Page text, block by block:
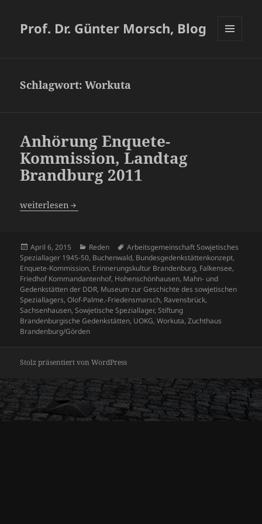
Prof. Dr. Günter Morsch, Blog
Schlagwort:Workuta
Anhörung Enquete-
Kommission, Landtag
Brandburg 2011
Anhörung Enquete-Kommission, Landtag Brandburg
weiterlesen
Veröffentlicht
am
April 6, 2015 Kategorien
Reden Schlagwörter
Arbeitsgemeinschaft Sowjetisches
Speziallager 1945-50, Buchenwald, Bundesgedenkstättenkonzept,
Enquete-Kommission, Erinnerungskultur Brandenburg, Falkensee,
Friedhof Kommandantenhof, Hohenschönhausen, Mahn- und
Gedenkstätten der DDR, Museum zur Geschichte des sowjetischen
Speziallagers,Olof-Palme.-Friedensmarsch, Ravensbrück,
Sachsenhausen,Sowjetische Speziallager,Stiftung
Brandenburgische Gedenkstätten, UOKG,Workuta,Zuchthaus
Brandenburg/Görden
Stolz präsentiert von WordPress